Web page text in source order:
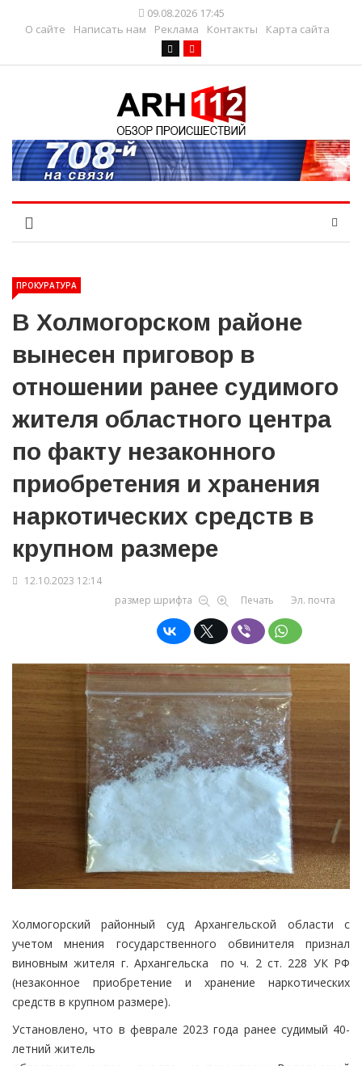
09.08.2026 17:45
О сайте
Написать нам Реклама Контакты Карта сайта
ПРОКУРАТУРА
В Холмогорском районе
вынесен приговор в
отношении ранее судимого
жителя областного центра
по факту незаконного
приобретения и хранения
наркотических средств в
крупном размере
12.10.2023 12:14
размер шрифта
Печать Эл. почта
Холмогорский районный суд Архангельской области с
учетом мнения государственного обвинителя признал
виновным жителя г. Архангельска по ч. 2 ст. 228 УК РФ
(незаконное приобретение и хранение наркотических
средств в крупном размере).
Установлено, что в феврале 2023 года ранее судимый 40-
летний житель